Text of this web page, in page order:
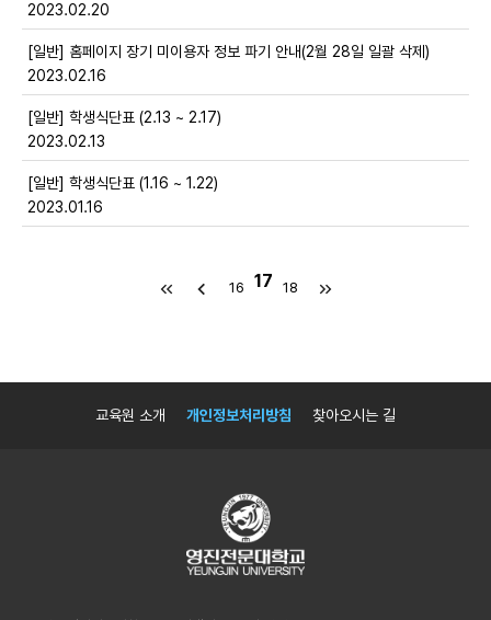
2023.02.20
[일반] 홈페이지 장기 미이용자 정보 파기 안내(2월 28일 일괄 삭제)
2023.02.16
[일반] 학생식단표 (2.13 ~ 2.17)
2023.02.13
[일반] 학생식단표 (1.16 ~ 1.22)
2023.01.16
16 17 18
교육원 소개 개인정보처리방침 찾아오시는 길